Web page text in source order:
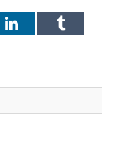
LinkedInTumblr